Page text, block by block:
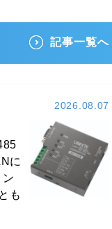
記事一覧へ
2026.08.07
に
も